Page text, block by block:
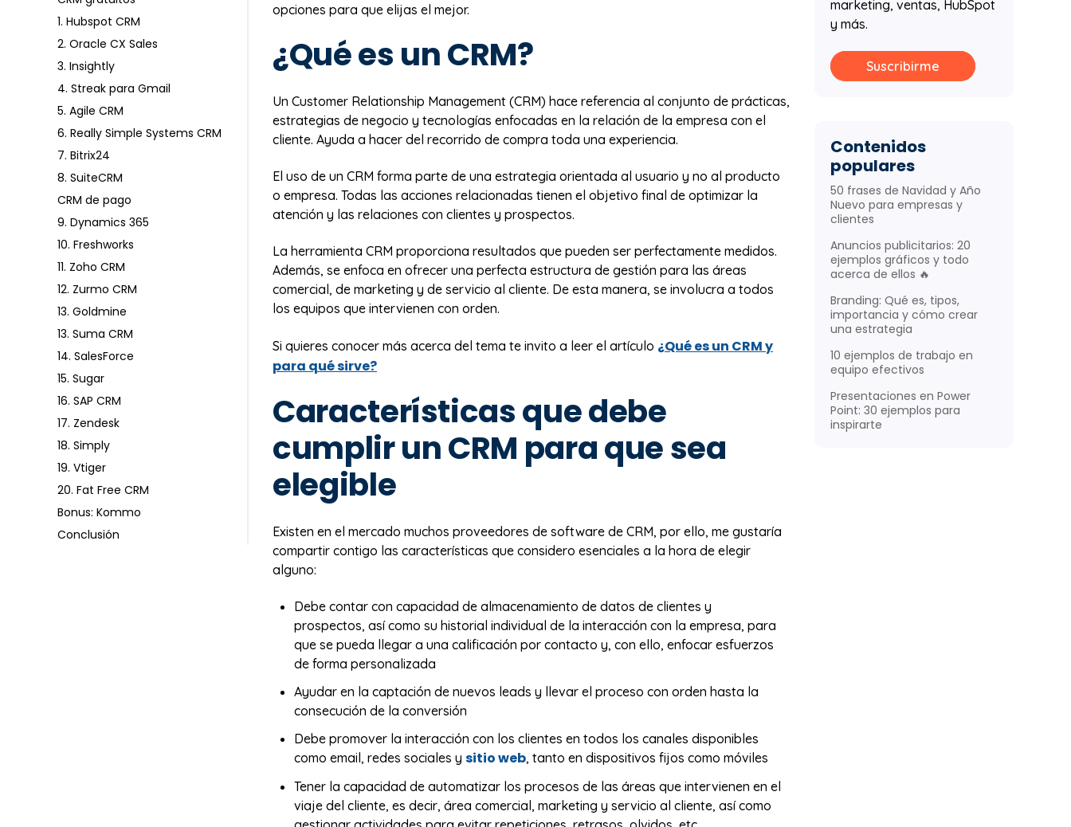
1. Hubspot CRM
2. Oracle CX Sales
3. Insightly
4. Streak para Gmail
5. Agile CRM
6. Really Simple Systems CRM
7. Bitrix24
8. SuiteCRM
CRM de pago
9. Dynamics 365
10. Freshworks
11. Zoho CRM
12. Zurmo CRM
13. Goldmine
13. Suma CRM
14. SalesForce
15. Sugar
16. SAP CRM
17. Zendesk
18. Simply
19. Vtiger
20. Fat Free CRM
Bonus: Kommo
Conclusión
opciones para que elijas el mejor.
¿Qué es un CRM?
Un Customer Relationship Management (CRM) hace referencia al conjunto de prácticas,
estrategias de negocio y tecnologías enfocadas en la relación de la empresa con el
cliente. Ayuda a hacer del recorrido de compra toda una experiencia.
El uso de un CRM forma parte de una estrategia orientada al usuario y no al producto
o empresa. Todas las acciones relacionadas tienen el objetivo final de optimizar la
atención y las relaciones con clientes y prospectos.
La herramienta CRM proporciona resultados que pueden ser perfectamente medidos.
Además, se enfoca en ofrecer una perfecta estructura de gestión para las áreas
comercial, de marketing y de servicio al cliente. De esta manera, se involucra a todos
los equipos que intervienen con orden.
Si quieres conocer más acerca del tema te invito a leer el artículo ¿Qué es un CRM y
para qué sirve?
Características que debe
cumplir un CRM para que sea
elegible
Existen en el mercado muchos proveedores de software de CRM, por ello, me gustaría
compartir contigo las características que considero esenciales a la hora de elegir
alguno:
Debe contar con capacidad de almacenamiento de datos de clientes y
prospectos, así como su historial individual de la interacción con la empresa, para
que se pueda llegar a una calificación por contacto y, con ello, enfocar esfuerzos
de forma personalizada
Ayudar en la captación de nuevos leads y llevar el proceso con orden hasta la
consecución de la conversión
Debe promover la interacción con los clientes en todos los canales disponibles
como email, redes sociales ysitio web, tanto en dispositivos fijos como móviles
Tener la capacidad de automatizar los procesos de las áreas que intervienen en el
viaje del cliente, es decir, área comercial, marketing y servicio al cliente, así como
marketing, ventas, HubSpot
y más.
Suscribirme
Contenidos
populares
50 frases de Navidad y Año
Nuevo para empresas y
clientes
Anuncios publicitarios: 20
ejemplos gráficos y todo
acerca de ellos 🔥
Branding: Qué es, tipos,
importancia y cómo crear
una estrategia
10 ejemplos de trabajo en
equipo efectivos
Presentaciones en Power
Point: 30 ejemplos para
inspirarte